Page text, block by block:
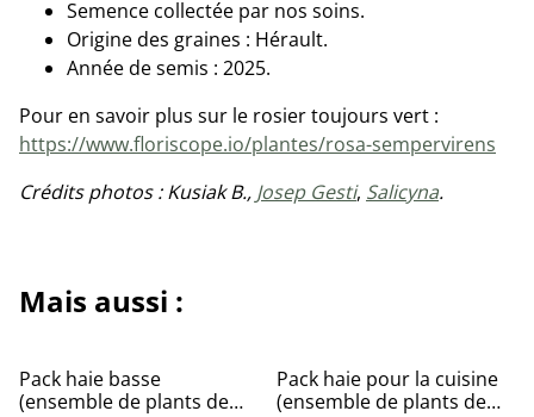
Semence collectée par nos soins.
Origine des graines : Hérault.
Année de semis : 2025.
Pour en savoir plus sur le rosier toujours vert :
https://www.floriscope.io/plantes/rosa-sempervirens
Crédits photos : Kusiak B., Josep Gesti, Salicyna.
Mais aussi :
Pack haie basse
(ensemble de plants de
Pack haie pour la cuisine
(ensemble de plants de